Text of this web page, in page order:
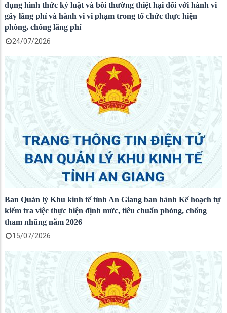
dụng hình thức kỷ luật và bồi thường thiệt hại đối với hành vi
gây lãng phí và hành vi vi phạm trong tổ chức thực hiện
phòng, chống lãng phí
24/07/2026
Ban Quản lý Khu kinh tế tỉnh An Giang ban hành Kế hoạch tự
kiểm tra việc thực hiện định mức, tiêu chuẩn phòng, chống
tham nhũng năm 2026
15/07/2026